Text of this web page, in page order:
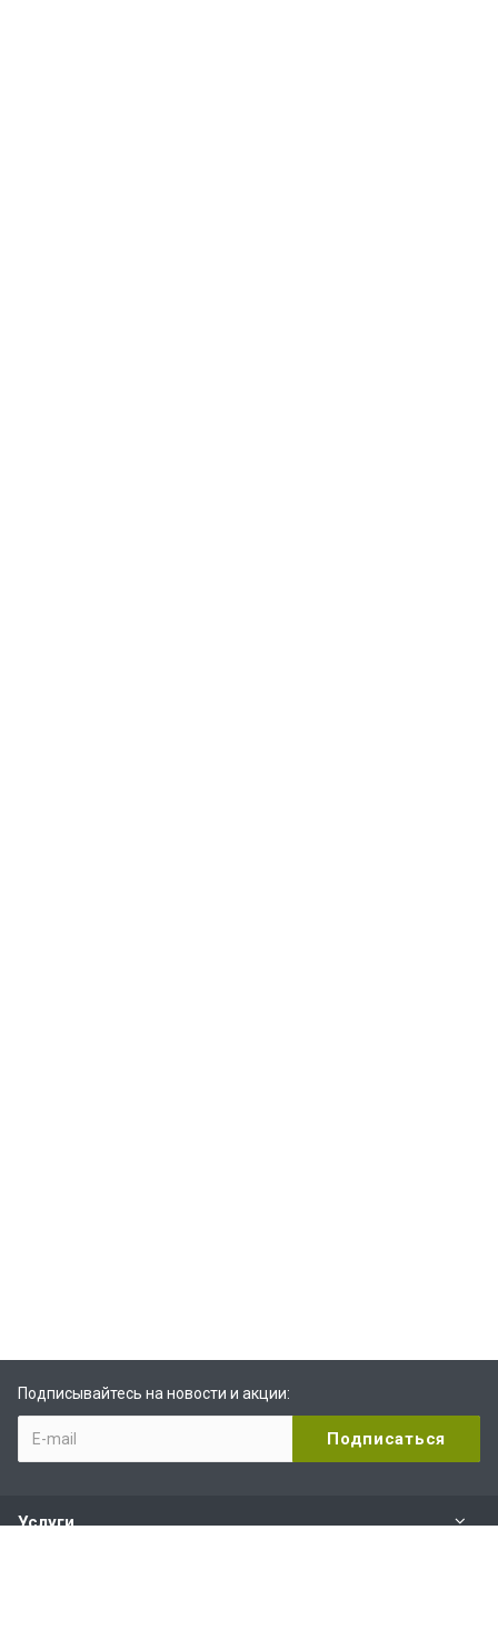
Подписывайтесь на новости и акции:
Услуги